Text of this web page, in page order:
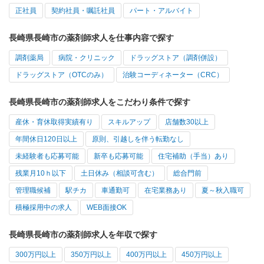
正社員 契約社員・嘱託社員 パート・アルバイト
長崎県長崎市の薬剤師求人を仕事内容で探す
調剤薬局 病院・クリニック ドラッグストア（調剤併設）
ドラッグストア（OTCのみ） 治験コーディネーター（CRC）
長崎県長崎市の薬剤師求人をこだわり条件で探す
産休・育休取得実績有り スキルアップ 店舗数30以上
年間休日120日以上 原則、引越しを伴う転勤なし
未経験者も応募可能 新卒も応募可能 住宅補助（手当）あり
残業月10ｈ以下 土日休み（相談可含む） 総合門前
管理職候補 駅チカ 車通勤可 在宅業務あり 夏～秋入職可
積極採用中の求人 WEB面接OK
長崎県長崎市の薬剤師求人を年収で探す
300万円以上 350万円以上 400万円以上 450万円以上